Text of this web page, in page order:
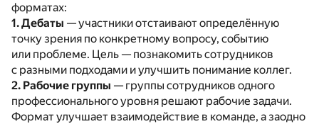
форматах:
1. Дебаты — участники отстаивают определённую
точку зрения по конкретному вопросу, событию
или проблеме. Цель — познакомить сотрудников
с разными подходами и улучшить понимание коллег.
2. Рабочие группы — группы сотрудников одного
профессионального уровня решают рабочие задачи.
Формат улучшает взаимодействие в команде, а заодно